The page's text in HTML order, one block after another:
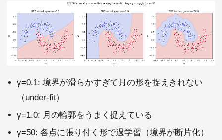
γ=0.1: 境界が滑らかすぎて月の形を捉えきれない
（under-fit）
γ=1.0: 月の輪郭をうまく捉えている
γ=50: 各点に張り付く形で過学習（境界が断片化）